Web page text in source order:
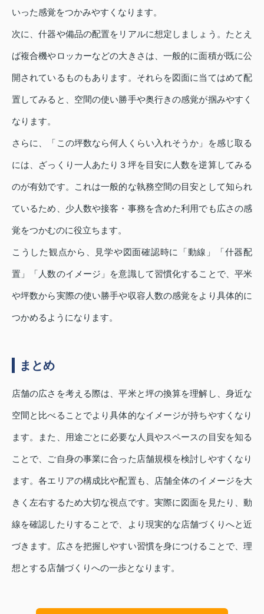
いった感覚をつかみやすくなります。
次に、什器や備品の配置をリアルに想定しましょう。たとえ
ば複合機やロッカーなどの大きさは、一般的に面積が既に公
開されているものもあります。それらを図面に当てはめて配
置してみると、空間の使い勝手や奥行きの感覚が掴みやすく
なります。
さらに、「この坪数なら何人くらい入れそうか」を感じ取る
には、ざっくり一人あたり３坪を目安に人数を逆算してみる
のが有効です。これは一般的な執務空間の目安として知られ
ているため、少人数や接客・事務を含めた利用でも広さの感
覚をつかむのに役立ちます。
こうした観点から、見学や図面確認時に「動線」「什器配
置」「人数のイメージ」を意識して習慣化することで、平米
や坪数から実際の使い勝手や収容人数の感覚をより具体的に
つかめるようになります。
まとめ
店舗の広さを考える際は、平米と坪の換算を理解し、身近な
空間と比べることでより具体的なイメージが持ちやすくなり
ます。また、用途ごとに必要な人員やスペースの目安を知る
ことで、ご自身の事業に合った店舗規模を検討しやすくなり
ます。各エリアの構成比や配置も、店舗全体のイメージを大
きく左右するため大切な視点です。実際に図面を見たり、動
線を確認したりすることで、より現実的な店舗づくりへと近
づきます。広さを把握しやすい習慣を身につけることで、理
想とする店舗づくりへの一歩となります。